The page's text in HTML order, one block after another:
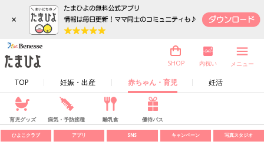
×
TOP 妊娠・出産 赤ちゃん・育児 妊活
SHOP 内祝い メニュー
育児グッズ 病気・予防接種 離乳食 優待パス
ひよこクラブ アプリ SNS キャンペーン 写真スタジオ